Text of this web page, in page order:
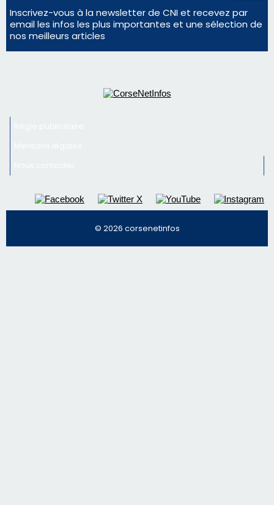
Nous contacter
© 2026 corsenetinfos